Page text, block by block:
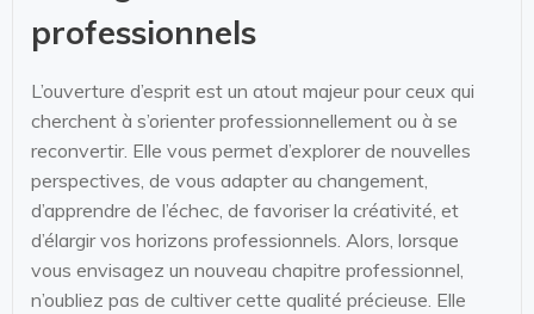
professionnels
L’ouverture d’esprit est un atout majeur pour ceux qui
cherchent à s’orienter professionnellement ou à se
reconvertir. Elle vous permet d’explorer de nouvelles
perspectives, de vous adapter au changement,
d’apprendre de l’échec, de favoriser la créativité, et
d’élargir vos horizons professionnels. Alors, lorsque
vous envisagez un nouveau chapitre professionnel,
n’oubliez pas de cultiver cette qualité précieuse. Elle